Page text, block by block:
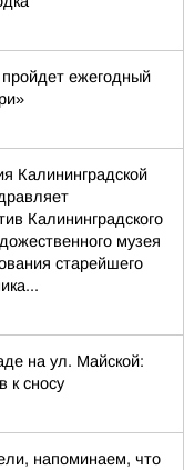
ежегодный
Калининградской
Калининградского
музея
старейшего
на ул. Майской:
к сносу
напоминаем, что